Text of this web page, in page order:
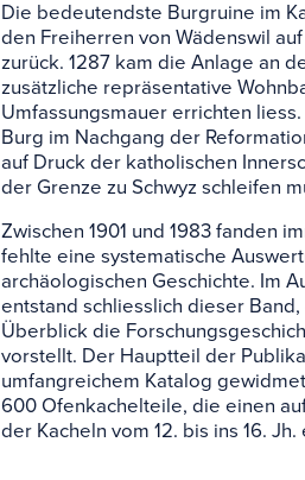
Die bedeutendste Burgruine im
den Freiherren von Wädenswil
zurück. 1287 kam die Anlage an
zusätzliche repräsentative
Umfassungsmauer errichten
Burg im Nachgang der
auf Druck der katholischen
der Grenze zu Schwyz schleifen
Zwischen 1901 und 1983 fanden
fehlte eine systematische
archäologischen Geschichte. Im
entstand schliesslich dieser
Überblick die
vorstellt. Der Hauptteil der
umfangreichem Katalog
600 Ofenkachelteile, die einen
der Kacheln vom 12. bis ins 16.